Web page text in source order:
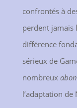
confrontés à
perdent jamais
différence
sérieux de
nombreux
l’adaptation de